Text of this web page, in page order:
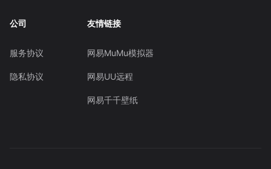
公司
服务协议
隐私协议
友情链接
网易MuMu模拟器
网易UU远程
网易千千壁纸